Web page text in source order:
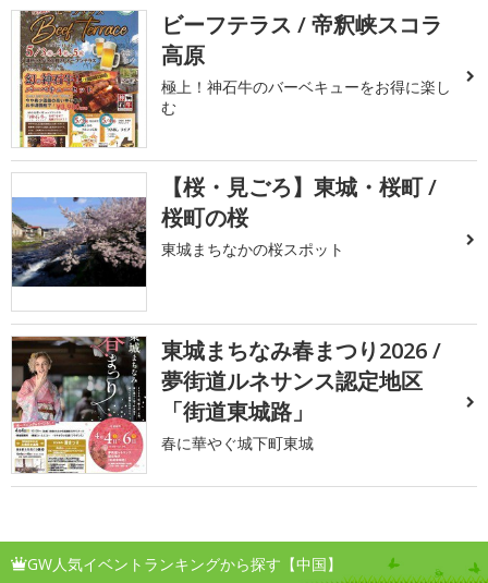
ビーフテラス / 帝釈峡スコラ
高原
極上！神石牛のバーベキューをお得に楽し
む
【桜・見ごろ】東城・桜町 /
桜町の桜
東城まちなかの桜スポット
東城まちなみ春まつり2026 /
夢街道ルネサンス認定地区
「街道東城路」
春に華やぐ城下町東城
GW人気イベントランキングから探す【中国】